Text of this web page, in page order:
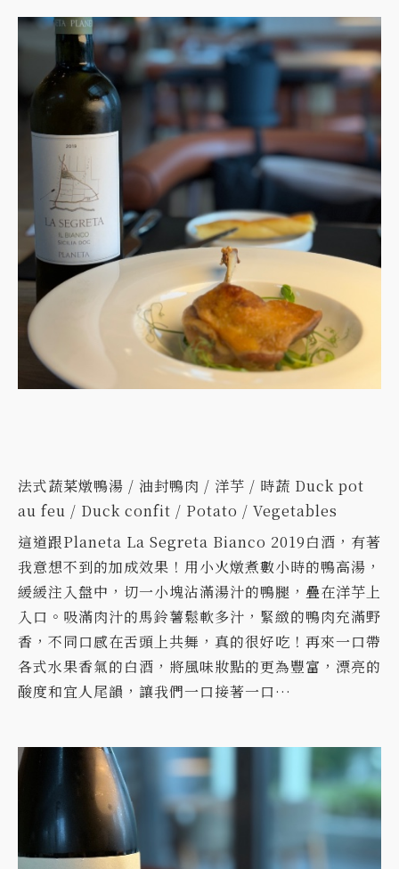
法式蔬菜燉鴨湯 / 油封鴨肉 / 洋芋 / 時蔬 Duck pot
au feu / Duck confit / Potato / Vegetables
這道跟Planeta La Segreta Bianco 2019白酒，有著
我意想不到的加成效果！用小火燉煮數小時的鴨高湯，
緩緩注入盤中，切一小塊沾滿湯汁的鴨腿，疊在洋芋上
入口。吸滿肉汁的馬鈴薯鬆軟多汁，緊緻的鴨肉充滿野
香，不同口感在舌頭上共舞，真的很好吃！再來一口帶
各式水果香氣的白酒，將風味妝點的更為豐富，漂亮的
酸度和宜人尾韻，讓我們一口接著一口…